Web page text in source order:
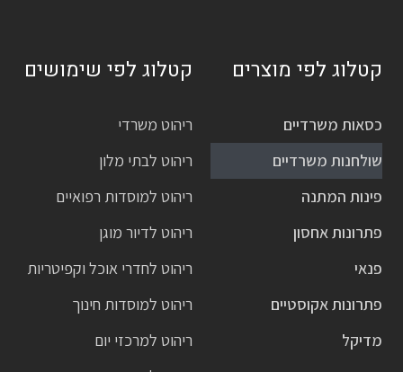
קטלוג לפי מוצרים
כסאות משרדיים
שולחנות משרדיים
פינות המתנה
פתרונות אחסון
פנאי
פתרונות אקוסטיים
מדיקל
קטלוג לפי שימושים
ריהוט משרדי
ריהוט לבתי מלון
ריהוט למוסדות רפואיים
ריהוט לדיור מוגן
ריהוט לחדרי אוכל וקפיטריות
ריהוט למוסדות חינוך
ריהוט למרכזי יום